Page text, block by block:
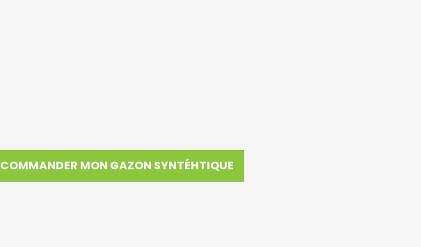
COMMANDER MON GAZON SYNTÉHTIQUE